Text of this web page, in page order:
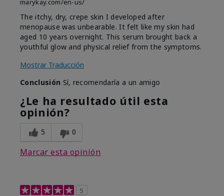
marykay.com/en-us/
The itchy, dry, crepe skin I developed after
menopause was unbearable. It felt like my skin had
aged 10 years overnight. This serum brought back a
youthful glow and physical relief from the symptoms.
Mostrar Traducción
Conclusión Sí, recomendaría a un amigo
¿Le ha resultado útil esta
opinión?
5 0
Marcar esta opinión
5